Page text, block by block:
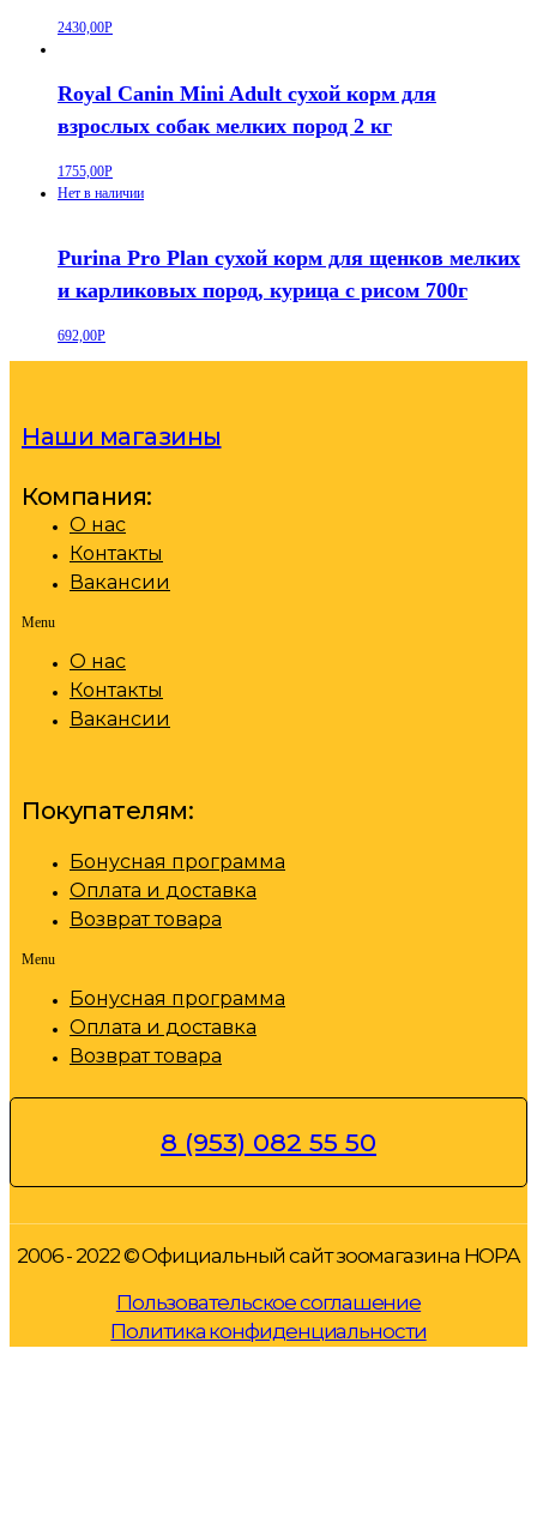
2430,00Р
Royal Canin Mini Adult сухой корм для
взрослых собак мелких пород 2 кг
1755,00Р
Нет в наличии
Purina Pro Plan сухой корм для щенков мелких
и карликовых пород, курица с рисом 700г
692,00Р
Наши магазины
Компания:
О нас
Контакты
Вакансии
Menu
О нас
Контакты
Вакансии
Покупателям:
Бонусная программа
Оплата и доставка
Возврат товара
Menu
Бонусная программа
Оплата и доставка
Возврат товара
8 (953) 082 55 50
2006 - 2022 © Официальный сайт зоомагазина НОРА
Пользовательское соглашение
Политика конфиденциальности